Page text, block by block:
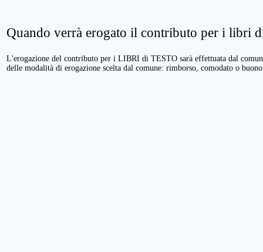
Quando verrà erogato il contributo per i libri
L'erogazione del contributo per i LIBRI di TESTO sarà effettuata dal
delle modalità di erogazione scelta dal comune: rimborso, comodato o